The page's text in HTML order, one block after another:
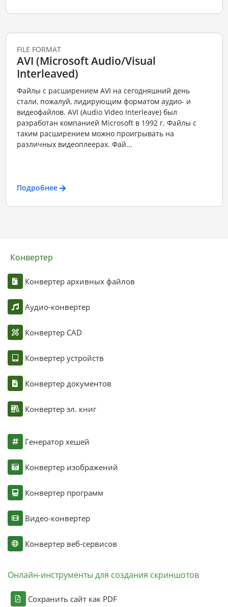
FILE FORMAT
AVI (Microsoft Audio/Visual
Interleaved)
Файлы с расширением AVI на сегодняшний день
стали, пожалуй, лидирующим форматом аудио- и
видеофайлов. AVI (Audio Video Interleave) был
разработан компанией Microsoft в 1992 г. Файлы с
таким расширением можно проигрывать на
различных видеоплеерах. Фай...
Подробнее
Конвертер
Конвертер архивных файлов
Аудио-конвертер
Конвертер CAD
Конвертер устройств
Конвертер документов
Конвертер эл. книг
Генератор хешей
Конвертер изображений
Конвертер программ
Видео-конвертер
Конвертер веб-сервисов
Онлайн-инструменты для создания скриншотов
Сохранить сайт как PDF